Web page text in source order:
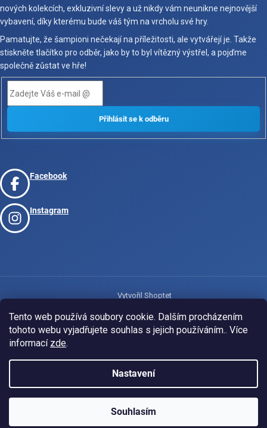
Tento web používá soubory cookie. Dalším procházením
tohoto webu vyjadřujete souhlas s jejich používáním.. Více
informací zde.
Nastavení
Souhlasím
nových kolekcích, exkluzivní slevy a už nikdy vám neunikne nejnovější
vybavení, díky kterému bude váš tým na vrcholu své hry.
Pamatujte, že šampioni nečekají na příležitosti, ale vytvářejí je. Takže
stiskněte tlačítko pro odběr, jako by to byl vítězný výstřel, a pojďme
společně zůstat ve hře!
Facebook
Instagram
Vytvořil Shoptet
Copyright 2026www.josport.cz. Všechna práva vyhrazena.